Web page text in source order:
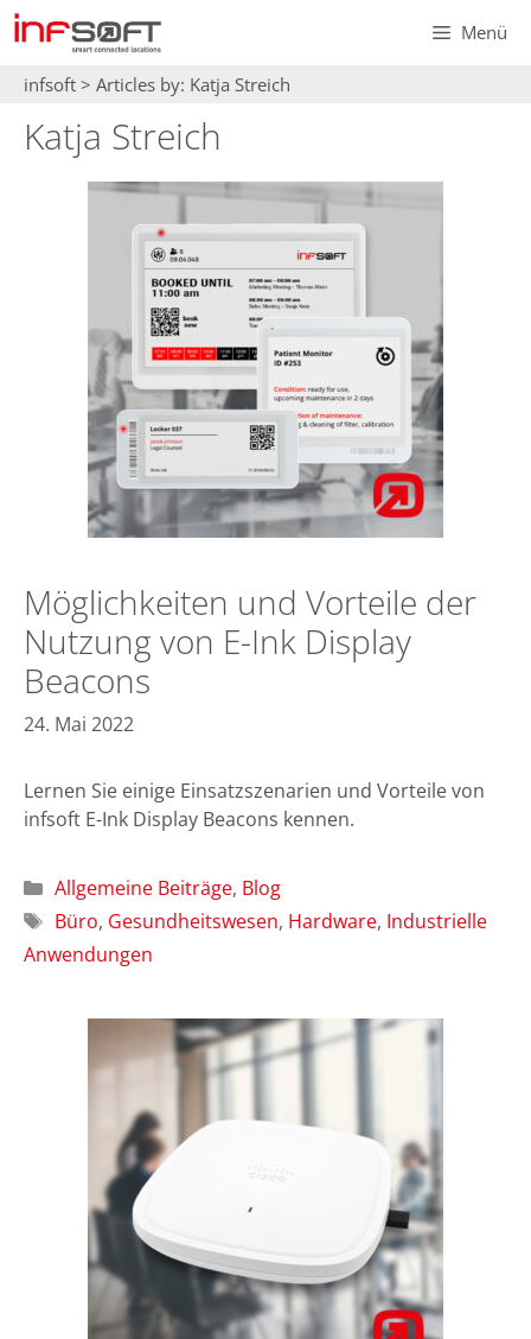
Zum
Inhalt
Menü
infsoft > Articles by: Katja Streich
Katja Streich
Möglichkeiten und Vorteile der
Nutzung von E-Ink Display
Beacons
24. Mai 2022
Lernen Sie einige Einsatzszenarien und Vorteile von
infsoft E-Ink Display Beacons kennen.
Kategorien
Allgemeine Beiträge, Blog
Schlagwörter
Büro, Gesundheitswesen, Hardware, Industrielle
Anwendungen